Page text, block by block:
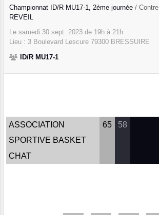
Championnat ID/R MU17-1, 2ème journée / Contre
REVEIL
Le samedi 30 sept. 2023 de 19h à 21h
Lieu : 3 Boulevard Lescure 79300 BRESSUIRE
ID/R MU17-1
ASSOCIATION
SPORTIVE BASKET
CHAT
65 58